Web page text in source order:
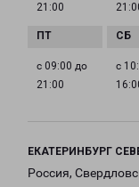
21:00
с 09:00 до
21:00
с
ЕКАТЕРИНБУРГ
Россия,